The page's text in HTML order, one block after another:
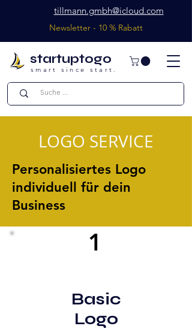
startuptogo
smart since start.
tillmann.gmbh@icloud.com
Newsletter - 10 % Rabatt
LOGO SERVICE
Personalisiertes Logo
individuell für dein
Business
1
Basic
Logo